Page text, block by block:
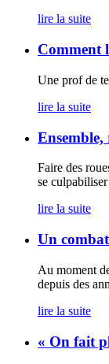
lire la suite
Comment
Une prof de
lire la suite
Ensemble,
Faire des
se
lire la suite
Un
Au moment
depuis des
lire la suite
« On fait